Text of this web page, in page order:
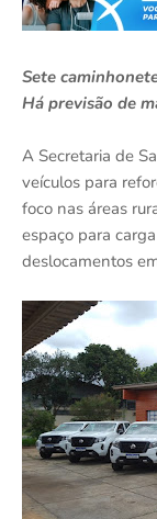
Sete
Há previsão de
A Secretaria de
veículos para
foco nas áreas
espaço para
deslocamentos